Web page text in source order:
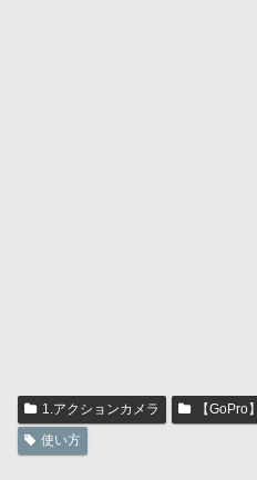
1.アクションカメラ 【GoPro】
使い方